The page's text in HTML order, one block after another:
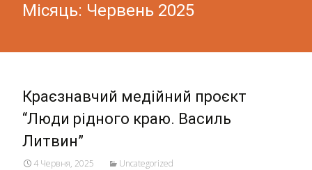
Місяць: Червень 2025
Краєзнавчий медійний проєкт
“Люди рідного краю. Василь
Литвин”
4 Червня, 2025 Uncategorized